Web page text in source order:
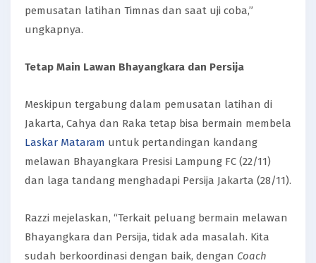
pemusatan latihan Timnas dan saat uji coba,”
ungkapnya.
Tetap Main Lawan Bhayangkara dan Persija
Meskipun tergabung dalam pemusatan latihan di
Jakarta, Cahya dan Raka tetap bisa bermain membela
Laskar Mataram untuk pertandingan kandang
melawan Bhayangkara Presisi Lampung FC (22/11)
dan laga tandang menghadapi Persija Jakarta (28/11).
Razzi mejelaskan, “Terkait peluang bermain melawan
Bhayangkara dan Persija, tidak ada masalah. Kita
sudah berkoordinasi dengan baik, dengan Coach